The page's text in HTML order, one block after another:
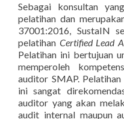
Sebagai konsultan
pelatihan dan
37001:2016, SustaIN
pelatihan Certified Lead
Pelatihan ini bertujuan
memperoleh
auditor SMAP.
ini sangat
auditor yang akan
audit internal maupun